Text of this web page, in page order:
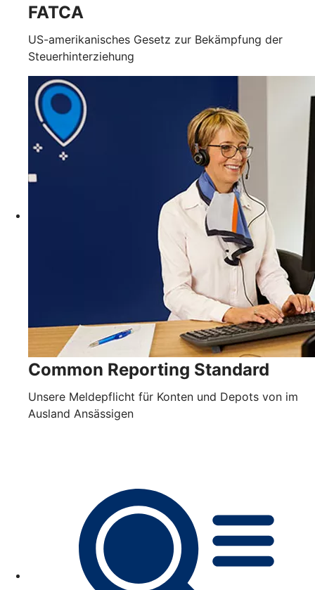
FATCA
US-amerikanisches Gesetz zur Bekämpfung der
Steuerhinterziehung
Common Reporting Standard
Unsere Meldepflicht für Konten und Depots von im
Ausland Ansässigen